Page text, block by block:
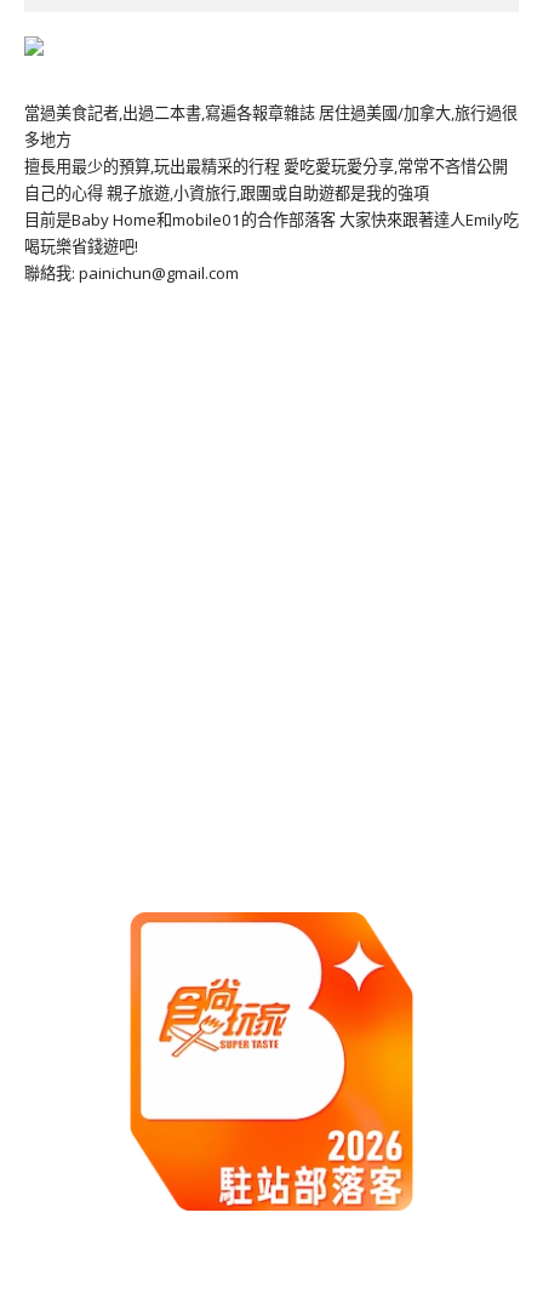
當過美食記者,出過二本書,寫遍各報章雜誌 居住過美國/加拿大,旅行過很
多地方
擅長用最少的預算,玩出最精采的行程 愛吃愛玩愛分享,常常不吝惜公開
自己的心得 親子旅遊,小資旅行,跟團或自助遊都是我的強項
目前是Baby Home和mobile01的合作部落客 大家快來跟著達人Emily吃
喝玩樂省錢遊吧!
聯絡我: painichun@gmail.com